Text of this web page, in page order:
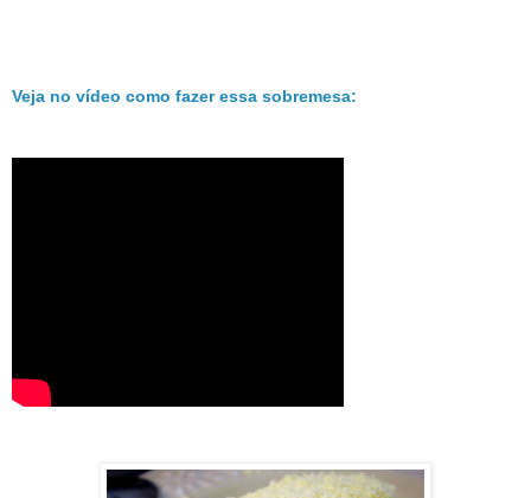
Veja no vídeo como fazer essa sobremesa: